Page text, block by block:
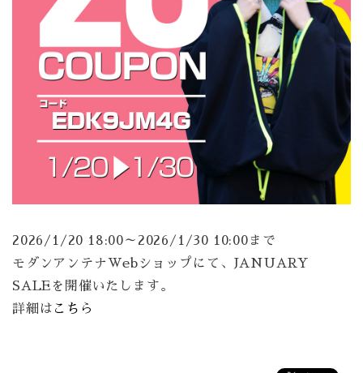
2026/1/20 18:00～2026/1/30 10:00まで
モダンアンテナWebショップにて、JANUARY
SALEを開催いたします。
詳細はこちら